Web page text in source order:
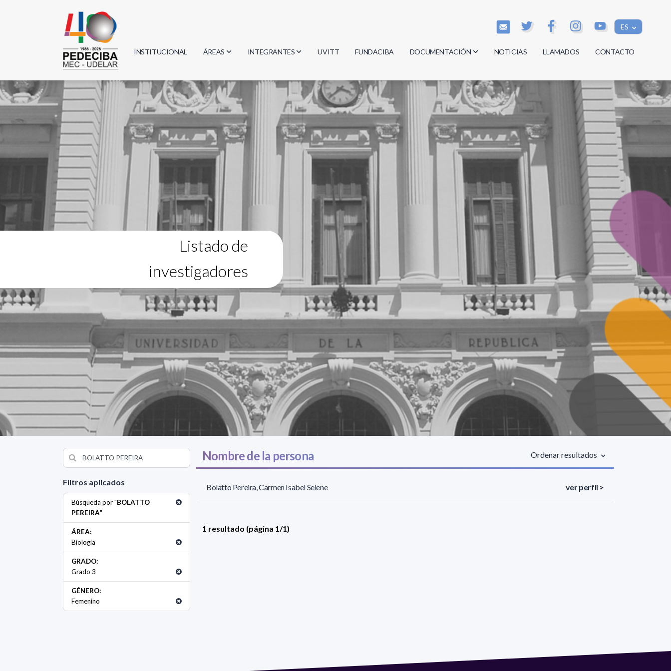
ES
INSTITUCIONAL ÁREAS
Biología
Física
Informática
Matemática
INTEGRANTES
Investigadores
Estudiantes
Egresados
UVITT FUNDACIBA DOCUMENTACIÓN
Actas
Reglamentos
Documentos
NOTICIAS LLAMADOS CONTACTO
Listado de
investigadores
Filtros aplicados
Búsqueda por "BOLATTO
PEREIRA"
ÁREA:
Biología
GRADO:
Grado 3
GÉNERO:
Femenino
Nombre de la persona Ordenar resultados
Bolatto Pereira, Carmen Isabel Selene ver perfil >
1 resultado (página 1/1)